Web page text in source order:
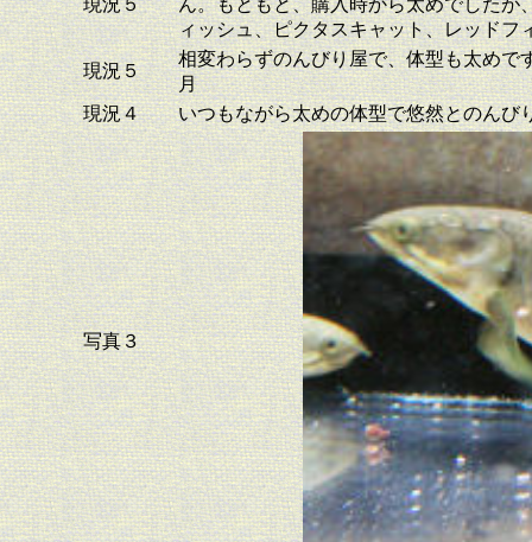
現況５
ん。もともと、購入時から太めでしたが
ィッシュ、ピクタスキャット、レッドフ
現況５
相変わらずのんびり屋で、体型も太めで
月
現況４
いつもながら太めの体型で悠然とのんび
写真３